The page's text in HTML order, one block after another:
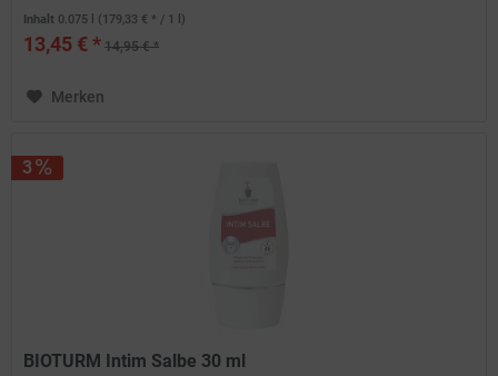
Inhalt 0.075 l (179,33 € * / 1 l)
13,45 € * 14,95 € *
Merken
3
BIOTURM Intim Salbe 30 ml